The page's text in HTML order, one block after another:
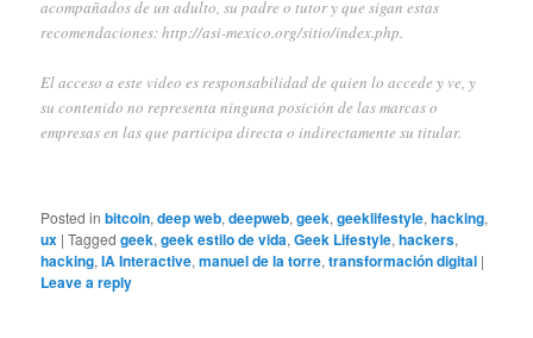
acompañados de un adulto, su padre o tutor y que sigan estas
recomendaciones:http://asi-mexico.org/sitio/index.php.
El acceso a este video es responsabilidad de quien lo accede y ve, y
su contenido no representa ninguna posición de las marcas o
empresas en las que participa directa o indirectamente su titular.
Posted in bitcoin,deep web,deepweb,geek,geeklifestyle,hacking,
ux |Tagged geek,geek estilo de vida,Geek Lifestyle,hackers,
hacking,IA Interactive,manuel de la torre,transformación digital |
Leave a reply